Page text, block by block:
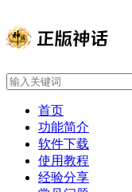
首页
功能简介
软件下载
使用教程
经验分享